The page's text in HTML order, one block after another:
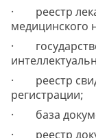
· реестр
медицинского
·
· реестр
регистрации;
· база
· реестр